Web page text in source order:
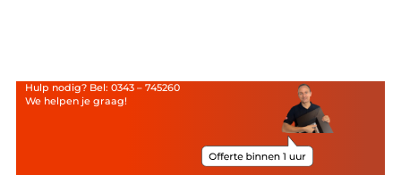
Hulp nodig? Bel: 0343 – 745260
We helpen je graag!